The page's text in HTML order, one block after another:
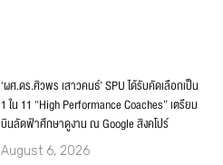
‘ผศ.ดร.ศิวพร เสาวคนธ์’ SPU ได้รับคัดเลือกเป็น
1 ใน 11 “High Performance Coaches” เตรียม
บินลัดฟ้าศึกษาดูงาน ณ Google สิงคโปร์
August 6, 2026